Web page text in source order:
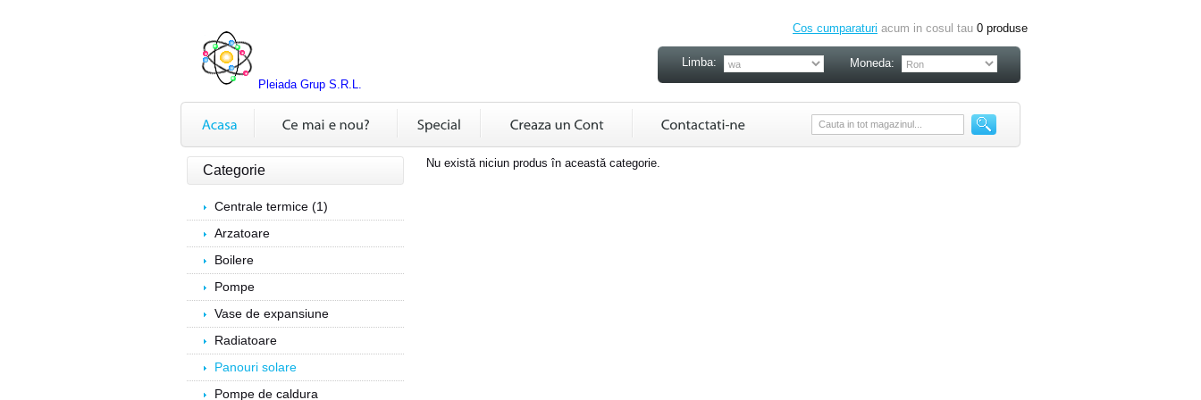
Pleiada Grup S.R.L.
Cos cumparaturi acum in cosul tau 0 produse
Limba: Moneda:
Categorie
Centrale termice (1)
Arzatoare
Boilere
Pompe
Vase de expansiune
Radiatoare
Panouri solare
Pompe de caldura
Nu există niciun produs în această categorie.